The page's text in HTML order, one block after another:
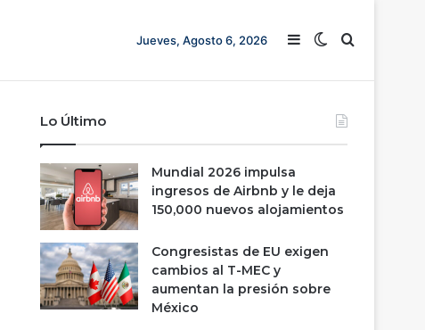
Jueves, Agosto 6, 2026 Barra lateral
Switch skin
Buscar
Lo Último
Mundial 2026 impulsa
ingresos de Airbnb y le deja
150,000 nuevos alojamientos
Congresistas de EU exigen
cambios al T-MEC y
aumentan la presión sobre
México